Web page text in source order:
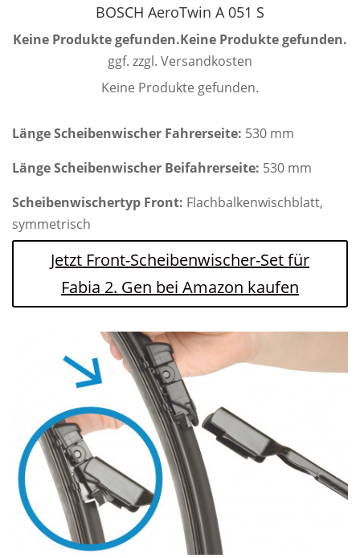
BOSCH AeroTwin A 051 S
Keine Produkte gefunden.Keine Produkte gefunden.
ggf. zzgl. Versandkosten
Keine Produkte gefunden.
Länge Scheibenwischer Fahrerseite: 530 mm
Länge Scheibenwischer Beifahrerseite: 530 mm
Scheibenwischertyp Front: Flachbalkenwischblatt,
symmetrisch
Jetzt Front-Scheibenwischer-Set für
Fabia 2. Gen bei Amazon kaufen